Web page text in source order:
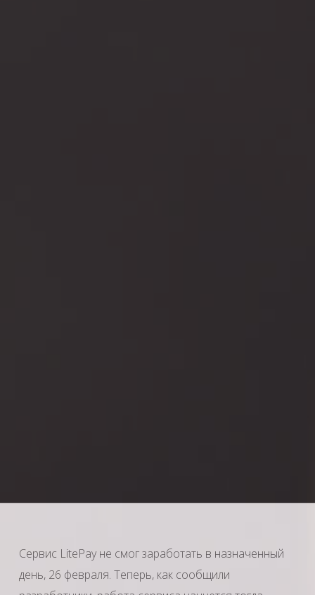
Сервис LitePay не смог заработать в назначенный
день, 26 февраля. Теперь, как сообщили